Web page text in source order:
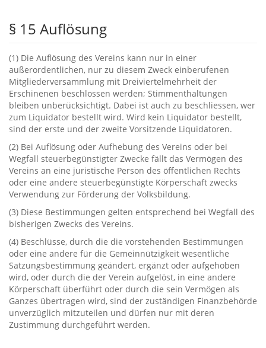
§ ‬15‭ ‬Auflösung
‭(‬1‭) ‬Die Auflösung des Vereins kann nur in einer
außerordentlichen,‭ ‬nur zu diesem Zweck einberufenen
Mitgliederversammlung mit Dreiviertelmehrheit der
Erschinenen beschlossen werden‭; ‬Stimmenthaltungen
bleiben unberücksichtigt.‭ ‬Dabei ist auch zu beschliessen,‭ ‬wer
zum Liquidator bestellt wird.‭ ‬Wird kein Liquidator bestellt,‭
‬sind der erste und der zweite Vorsitzende Liquidatoren.
‭(‬2‭) ‬Bei Auflösung oder Aufhebung des Vereins oder bei
Wegfall steuerbegünstigter Zwecke fällt das Vermögen des
Vereins an eine juristische Person des öffentlichen Rechts
oder eine andere steuerbegünstigte Körperschaft zwecks
Verwendung zur Förderung der Volksbildung.
‭(‬3‭) ‬Diese Bestimmungen gelten entsprechend bei Wegfall des
bisherigen Zwecks des Vereins.
‭(‬4‭) ‬Beschlüsse,‭ ‬durch die die vorstehenden Bestimmungen
oder eine andere für die Gemeinnützigkeit wesentliche
Satzungsbestimmung geändert,‭ ‬ergänzt oder aufgehoben
wird,‭ ‬oder durch die der Verein aufgelöst,‭ ‬in eine andere
Körperschaft überführt oder durch die sein Vermögen als
Ganzes‭ ‬übertragen wird,‭ ‬sind der zuständigen Finanzbehörde
unverzüglich mitzuteilen und dürfen nur mit deren
Zustimmung durchgeführt werden.